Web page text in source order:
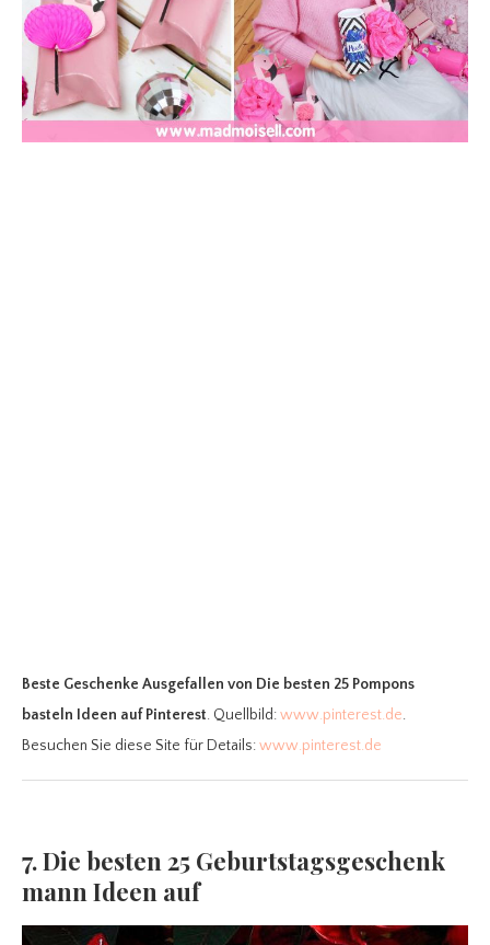
Beste Geschenke Ausgefallen von Die besten 25 Pompons
basteln Ideen auf Pinterest. Quellbild:www.pinterest.de.
Besuchen Sie diese Site für Details:www.pinterest.de
7. Die besten 25 Geburtstagsgeschenk
mann Ideen auf